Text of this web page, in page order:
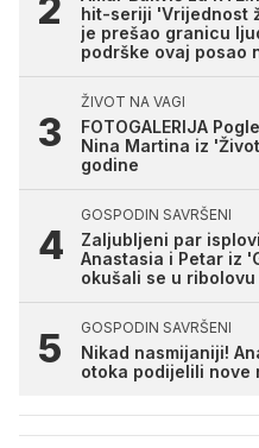
hit-seriji 'Vrijednost
je prešao granicu
podrške ovaj posao
ŽIVOT NA VAGI
FOTOGALERIJA
Nina Martina iz
godine
GOSPODIN SAVRŠENI
Zaljubljeni par
Anastasia i Petar iz
okušali se u ribolovu
GOSPODIN SAVRŠENI
Nikad nasmijaniji!
otoka podijelili nove